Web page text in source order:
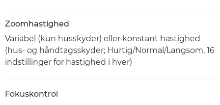
Zoomhastighed
Variabel (kun husskyder) eller konstant hastighed
(hus- og håndtagsskyder; Hurtig/Normal/Langsom, 16
indstillinger for hastighed i hver)
Fokuskontrol